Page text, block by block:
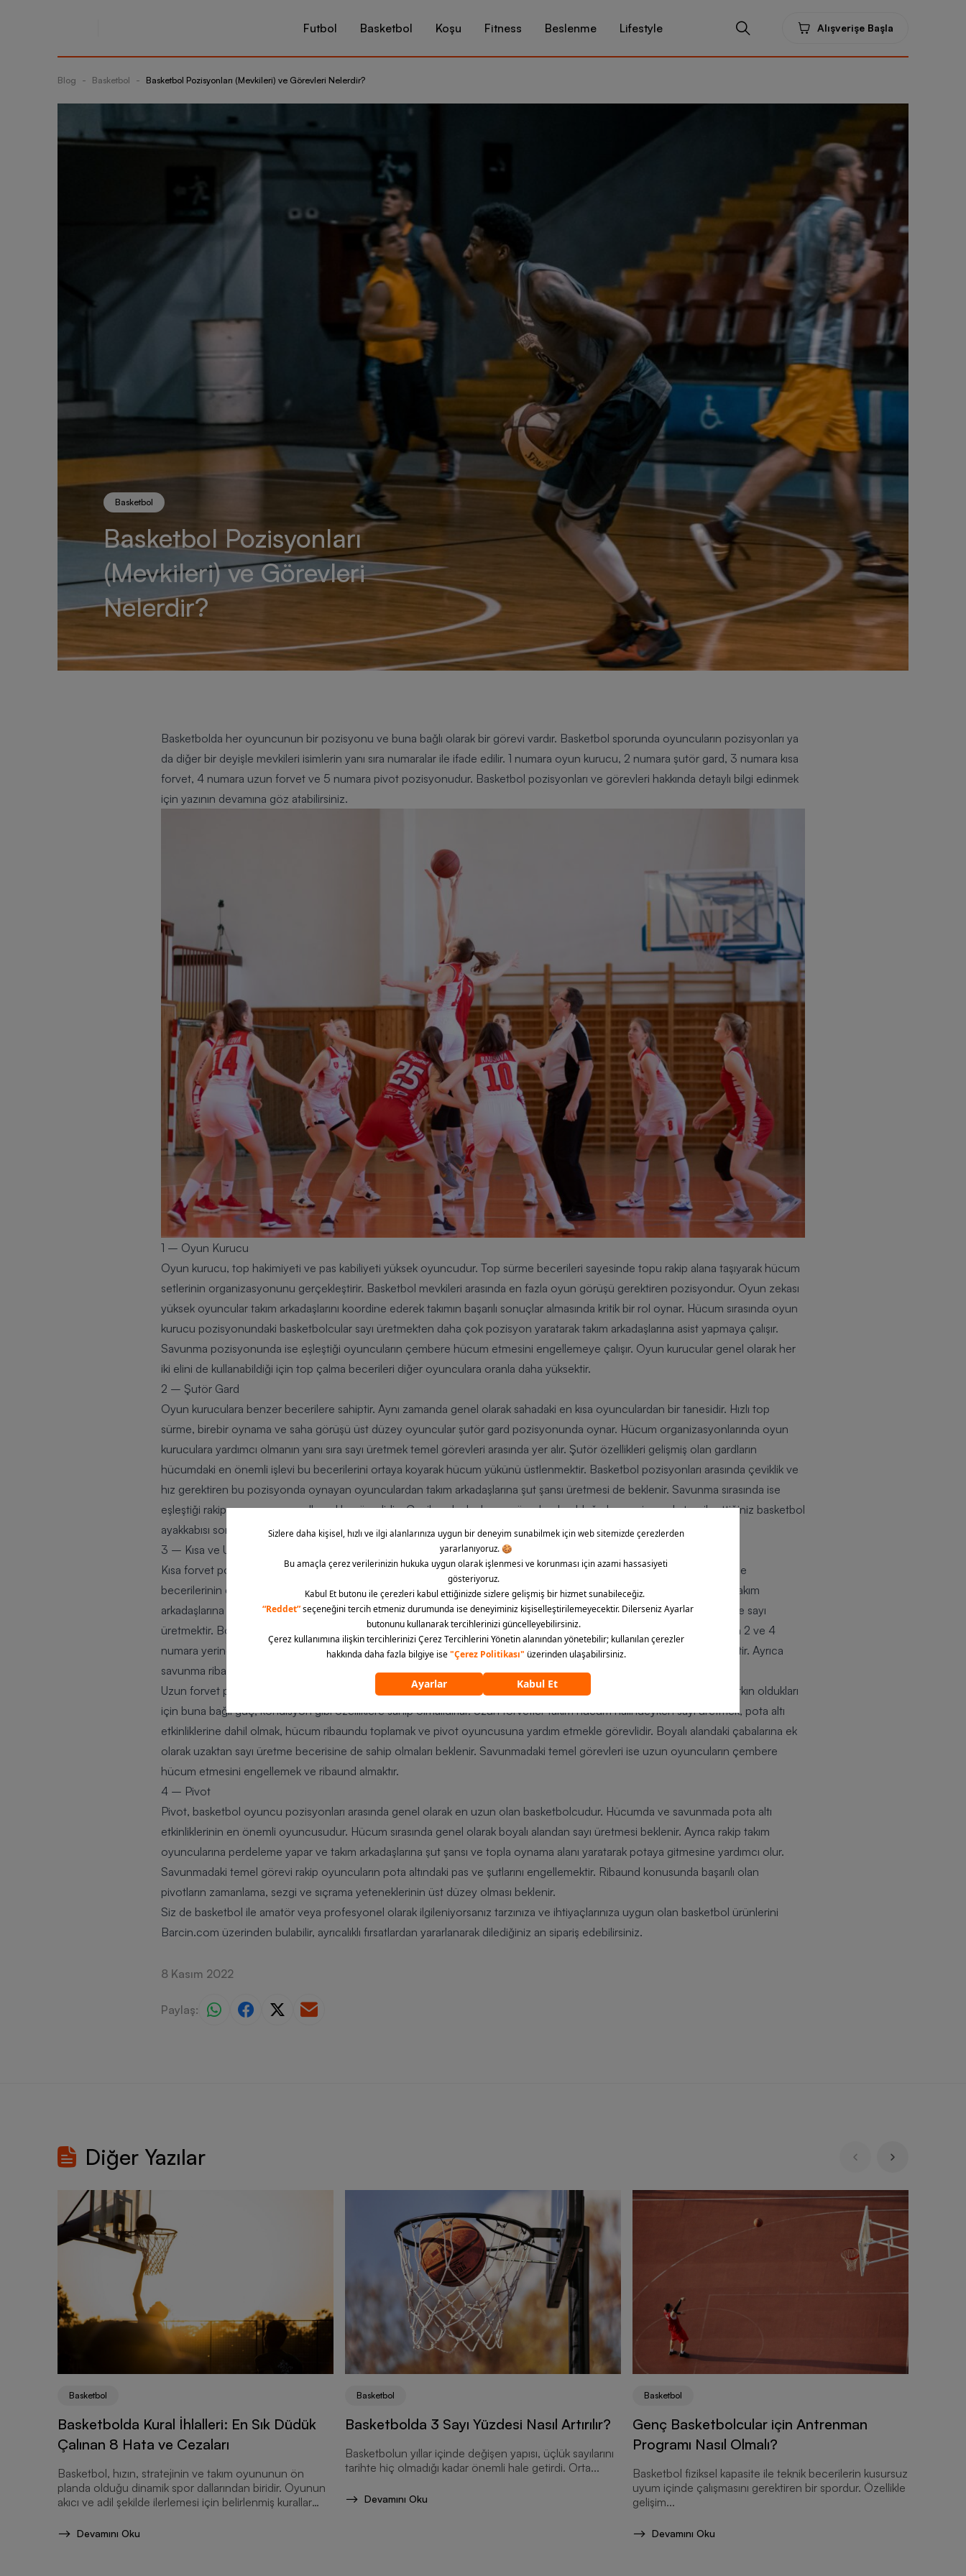
Futbol Basketbol Koşu Fitness Beslenme Lifestyle Alışverişe Başla
Blog - Basketbol - Basketbol Pozisyonları (Mevkileri) ve Görevleri Nelerdir?
Basketbol
Basketbol Pozisyonları
(Mevkileri) ve Görevleri
Nelerdir?
Basketbolda her oyuncunun bir pozisyonu ve buna bağlı olarak bir görevi vardır. Basketbol sporunda oyuncuların pozisyonları ya
da diğer bir deyişle mevkileri isimlerin yanı sıra numaralar ile ifade edilir. 1 numara oyun kurucu, 2 numara şutör gard, 3 numara kısa
forvet, 4 numara uzun forvet ve 5 numara pivot pozisyonudur. Basketbol pozisyonları ve görevleri hakkında detaylı bilgi edinmek
için yazının devamına göz atabilirsiniz.
1 – Oyun Kurucu
Oyun kurucu, top hakimiyeti ve pas kabiliyeti yüksek oyuncudur. Top sürme becerileri sayesinde topu rakip alana taşıyarak hücum
setlerinin organizasyonunu gerçekleştirir. Basketbol mevkileri arasında en fazla oyun görüşü gerektiren pozisyondur. Oyun zekası
yüksek oyuncular takım arkadaşlarını koordine ederek takımın başarılı sonuçlar almasında kritik bir rol oynar. Hücum sırasında oyun
kurucu pozisyonundaki basketbolcular sayı üretmekten daha çok pozisyon yaratarak takım arkadaşlarına asist yapmaya çalışır.
Savunma pozisyonunda ise eşleştiği oyuncuların çembere hücum etmesini engellemeye çalışır. Oyun kurucular genel olarak her
iki elini de kullanabildiği için top çalma becerileri diğer oyunculara oranla daha yüksektir.
2 – Şutör Gard
Oyun kuruculara benzer becerilere sahiptir. Aynı zamanda genel olarak sahadaki en kısa oyunculardan bir tanesidir. Hızlı top
sürme, birebir oynama ve saha görüşü üst düzey oyuncular şutör gard pozisyonunda oynar. Hücum organizasyonlarında oyun
kuruculara yardımcı olmanın yanı sıra sayı üretmek temel görevleri arasında yer alır. Şutör özellikleri gelişmiş olan gardların
hücumdaki en önemli işlevi bu becerilerini ortaya koyarak hücum yükünü üstlenmektir. Basketbol pozisyonları arasında çeviklik ve
hız gerektiren bu pozisyonda oynayan oyunculardan takım arkadaşlarına şut şansı üretmesi de beklenir. Savunma sırasında ise
eşleştiği rakip oyuncuyu engellemekle görevlidir. Çevik ve hızlı olmanın ön planda olduğu bu pozisyonda tercih ettiğiniz basketbol
ayakkabısı son derece önemlidir.
3 – Kısa ve Uzun Forvet
Kısa forvet pozisyonundaki oyuncular fiziksel olarak mücadeleci gücü yüksek yapıdadır. Ayrıca top hakimiyeti ve sürme
becerilerinin de belirli bir düzeyde olması beklenir. Hücum organizasyonlarına göre gerektiğinde topu yönlendirerek takım
arkadaşlarına şans yaratır. Görevi, hücum sırasında boyalı alandaki oyunculara yardım etmek, hücum ribaundu almak ve sayı
üretmektir. Boyalı alan etkinliklerine ek olarak şutör özelliklerini de kullanarak sayı üretmekle görevlidir. Bazı durumlarda 2 ve 4
numara yerine de oynayabilirler. Kısa forvetlerin savunmadaki görevleri ise rakip oyuncuların sayı atmasını engellemektir. Ayrıca
savunma ribaund toplayarak topun takımında kalmasına yardımcı olur.
Uzun forvet pozisyonundaki oyuncular genel olarak boyalı alan ve çevresinde aktiftir. Fiziksel temasa dayalı oyuna yatkın oldukları
için buna bağlı güç, kondisyon gibi özelliklere sahip olmalıdırlar. Uzun forvetler takım hücum halindeyken sayı üretmek, pota altı
etkinliklerine dahil olmak, hücum ribaundu toplamak ve pivot oyuncusuna yardım etmekle görevlidir. Boyalı alandaki çabalarına ek
olarak uzaktan sayı üretme becerisine de sahip olmaları beklenir. Savunmadaki temel görevleri ise uzun oyuncuların çembere
hücum etmesini engellemek ve ribaund almaktır.
4 – Pivot
Pivot, basketbol oyuncu pozisyonları arasında genel olarak en uzun olan basketbolcudur. Hücumda ve savunmada pota altı
etkinliklerinin en önemli oyuncusudur. Hücum sırasında genel olarak boyalı alandan sayı üretmesi beklenir. Ayrıca rakip takım
oyuncularına perdeleme yapar ve takım arkadaşlarına şut şansı ve topla oynama alanı yaratarak potaya gitmesine yardımcı olur.
Savunmadaki temel görevi rakip oyuncuların pota altındaki pas ve şutlarını engellemektir. Ribaund konusunda başarılı olan
pivotların zamanlama, sezgi ve sıçrama yeteneklerinin üst düzey olması beklenir.
Siz de basketbol ile amatör veya profesyonel olarak ilgileniyorsanız tarzınıza ve ihtiyaçlarınıza uygun olan basketbol ürünlerini
Barcin.com üzerinden bulabilir, ayrıcalıklı fırsatlardan yararlanarak dilediğiniz an sipariş edebilirsiniz.
8 Kasım 2022
Paylaş:
Diğer Yazılar
Basketbol
Basketbolda Kural İhlalleri: En Sık Düdük
Çalınan 8 Hata ve Cezaları
Basketbol, hızın, stratejinin ve takım oyununun ön
planda olduğu dinamik spor dallarından biridir. Oyunun
akıcı ve adil şekilde ilerlemesi için belirlenmiş kurallar
Devamını Oku
Basketbol
Basketbolda 3 Sayı Yüzdesi Nasıl Artırılır?
Basketbolun yıllar içinde değişen yapısı, üçlük sayılarını
tarihte hiç olmadığı kadar önemli hale getirdi. Orta...
Devamını Oku
Basketbol
Genç Basketbolcular için Antrenman
Programı Nasıl Olmalı?
Basketbol fiziksel kapasite ile teknik becerilerin kusursuz
uyum içinde çalışmasını gerektiren bir spordur. Özellikle
gelişim...
Devamını Oku